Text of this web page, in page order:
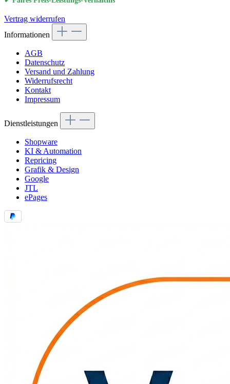
Vertrag widerrufen
Informationen
AGB
Datenschutz
Versand und Zahlung
Widerrufsrecht
Kontakt
Impressum
Dienstleistungen
Shopware
KI & Automation
Repricing
Grafik & Design
Google
JTL
ePages